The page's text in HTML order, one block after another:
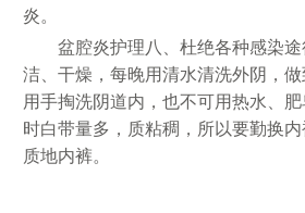
炎。
盆腔炎护理八、杜绝各种感染
洁、干燥，每晚用清水清洗外阴，
用手掏洗阴道内，也不可用热水、
时白带量多，质粘稠，所以要勤换
质地内裤。